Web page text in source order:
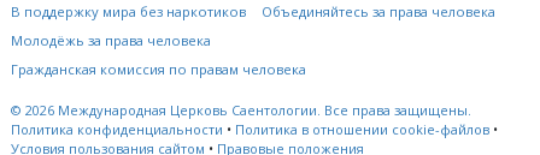
В поддержку мира без наркотиков
Объединяйтесь за права человека
Молодёжь за права человека
Гражданская комиссия по правам человека
© 2026 Международная Церковь Саентологии. Все права защищены.
Политика конфиденциальности • Политика в отношении cookie-файлов •
Условия пользования сайтом • Правовые положения